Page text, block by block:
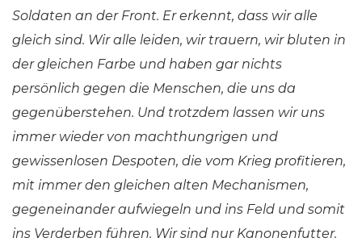
Soldaten an der Front. Er erkennt, dass wir alle
gleich sind. Wir alle leiden, wir trauern, wir bluten in
der gleichen Farbe und haben gar nichts
persönlich gegen die Menschen, die uns da
gegenüberstehen. Und trotzdem lassen wir uns
immer wieder von machthungrigen und
gewissenlosen Despoten, die vom Krieg profitieren,
mit immer den gleichen alten Mechanismen,
gegeneinander aufwiegeln und ins Feld und somit
ins Verderben führen. Wir sind nur Kanonenfutter.